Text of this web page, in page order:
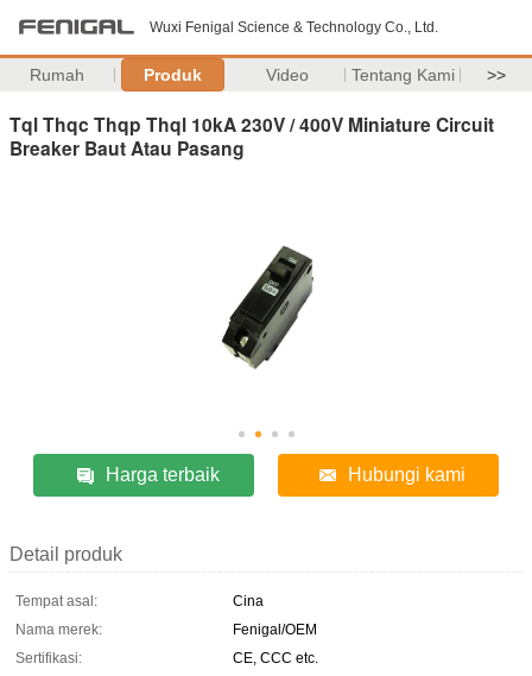
Wuxi Fenigal Science & Technology Co., Ltd.
Rumah Produk Video Tentang Kami >>
Tql Thqc Thqp Thql 10kA 230V / 400V Miniature Circuit
Breaker Baut Atau Pasang
Harga terbaik Hubungi kami
Detail produk
Tempat asal:
Cina
Nama merek:
Fenigal/OEM
Sertifikasi:
CE, CCC etc.